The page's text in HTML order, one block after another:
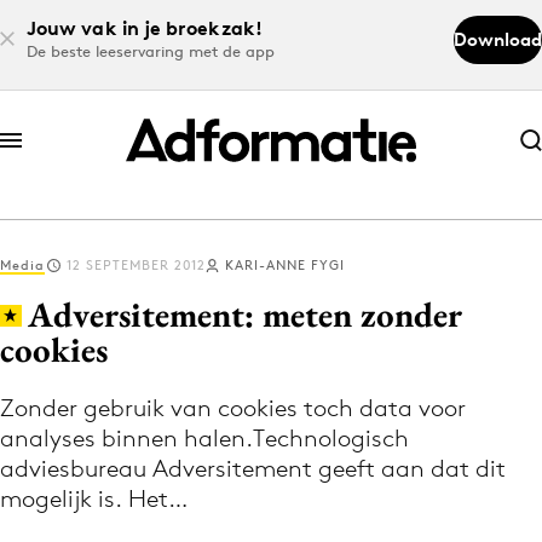
Jouw vak in je broekzak!
De beste leeservaring met de app
Download
Abonneer nu
Abonneer nu
Log in
Volg het laatste nieuws via de Adformatie
Nieuws app
Media 12 SEPTEMBER 2012 KARI-ANNE FYGI
Adversitement: meten zonder
cookies
Zonder gebruik van cookies toch data voor
analyses binnen halen.Technologisch
adviesbureau Adversitement geeft aan dat dit
mogelijk is. Het…